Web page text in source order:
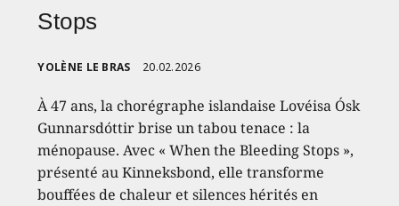
Stops
YOLÈNE LE BRAS 20.02.2026
À 47 ans, la chorégraphe islandaise Lovéisa Ósk
Gunnarsdóttir brise un tabou tenace : la
ménopause. Avec « When the Bleeding Stops »,
présenté au Kinneksbond, elle transforme
bouffées de chaleur et silences hérités en